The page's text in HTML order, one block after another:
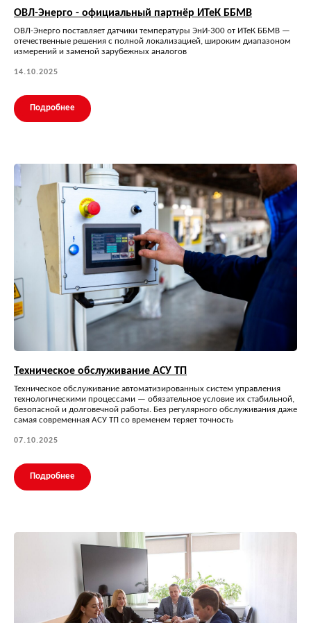
ОВЛ-Энерго - официальный партнёр ИТеК ББМВ
ОВЛ-Энерго поставляет датчики температуры ЭнИ-300 от ИТеК ББМВ —
отечественные решения с полной локализацией, широким диапазоном
измерений и заменой зарубежных аналогов
14.10.2025
Подробнее
Техническое обслуживание АСУ ТП
Техническое обслуживание автоматизированных систем управления
технологическими процессами — обязательное условие их стабильной,
безопасной и долговечной работы. Без регулярного обслуживания даже
самая современная АСУ ТП со временем теряет точность
07.10.2025
Подробнее